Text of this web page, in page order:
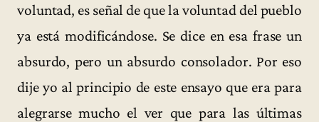
voluntad, es señal de que la voluntad del pueblo
ya está modificándose. Se dice en esa frase un
absurdo, pero un absurdo consolador. Por eso
dije yo al principio de este ensayo que era para
alegrarse mucho el ver que para las últimas